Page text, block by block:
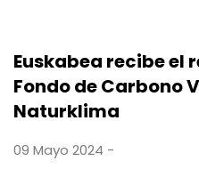
Euskabea recibe el
Fondo de Carbono
Naturklima
09 Mayo 2024 -